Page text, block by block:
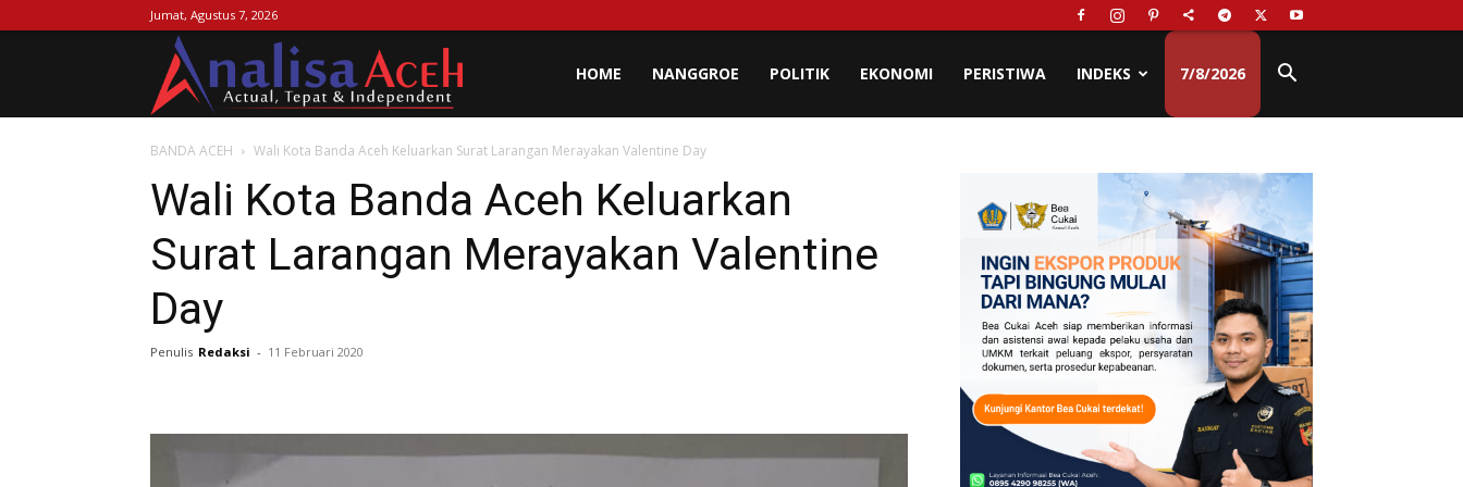
Jumat, Agustus 7, 2026
Aceh
HOME NANGGROE POLITIK EKONOMI PERISTIWA INDEKS 7/8/2026
BANDA ACEH Wali Kota Banda Aceh Keluarkan Surat Larangan Merayakan Valentine Day
Wali Kota Banda Aceh Keluarkan
Surat Larangan Merayakan Valentine
Day
Penulis Redaksi - 11 Februari 2020